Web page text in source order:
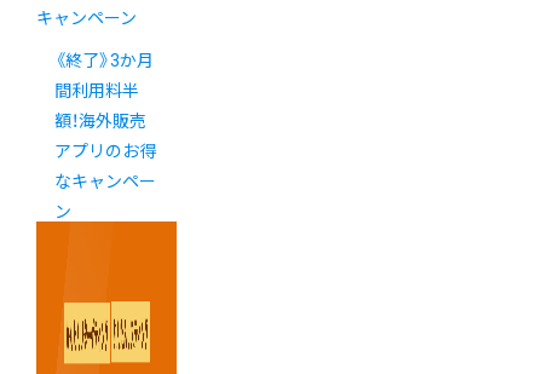
キャンペーン
《終了》3か月
間利用料半
額！海外販売
アプリのお得
なキャンペー
ン